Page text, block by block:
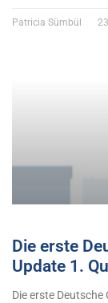
Patricia Sümbül
Die erste
Update 1.
Die erste